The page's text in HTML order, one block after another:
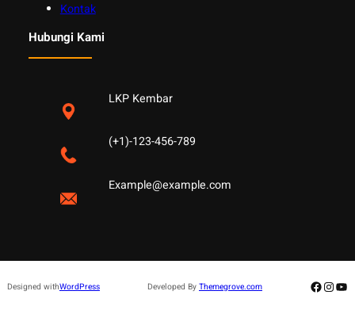
Kontak
Hubungi Kami
LKP Kembar
(+1)-123-456-789
Example@example.com
Designed withWordPress Developed By Themegrove.com